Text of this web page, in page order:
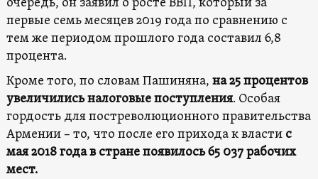
первые семь месяцев 2019 года по сравнению с
тем же периодом прошлого года составил 6,8
процента.
Кроме того, по словам Пашиняна, на 25 процентов
увеличились налоговые поступления. Особая
гордость для постреволюционного правительства
Армении – то, что после его прихода к власти с
мая 2018 года в стране появилось 65 037 рабочих
мест.